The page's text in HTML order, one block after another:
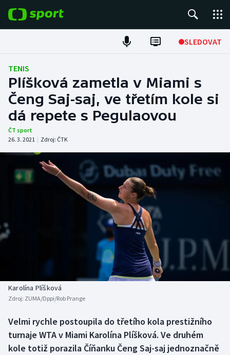
SLEDOVAT
Fotbal
Hokej
Tenis
Atletika
Cyklistika
Basketbal
Biatlon
Box
Historické návraty
Aplikace ČT sport
TENIS
Plíšková zametla v Miami s
Čeng Saj-saj, ve třetím kole si
dá repete s Pegulaovou
ČT sport
26. 3. 2021 | Zdroj: ČTK
Karolína Plíšková
Zdroj: ZUMA/Dppi/Rob Prange
Velmi rychle postoupila do třetího kola prestižního
turnaje WTA v Miami Karolína Plíšková. Ve druhém
kole totiž porazila Číňanku Čeng Saj-saj jednoznačně